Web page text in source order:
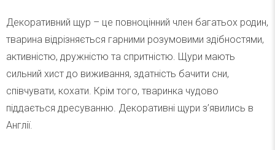
Декоративний щур – це повноцінний член багатьох родин,
тварина відрізняється гарними розумовими здібностями,
активністю, дружністю та спритністю. Щури мають
сильний хист до виживання, здатність бачити сни,
співчувати, кохати. Крім того, тваринка чудово
піддається дресуванню. Декоративні щури з’явились в
Англії.